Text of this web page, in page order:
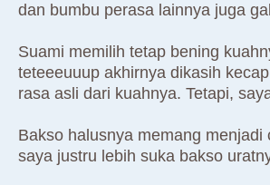
dan bumbu perasa lainnya juga
Suami memilih tetap bening
teteeeuuup akhirnya dikasih
rasa asli dari kuahnya. Tetapi,
Bakso halusnya memang
saya justru lebih suka bakso